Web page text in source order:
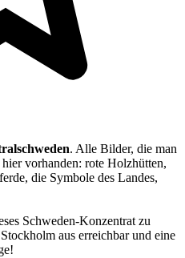
. Alle Bilder, die man
vorhanden: rote Holzhütten,
die Symbole des Landes,
Schweden-Konzentrat zu
aus erreichbar und eine